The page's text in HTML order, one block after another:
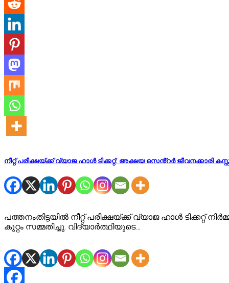
നീറ്റ് പരീക്ഷയ്ക്ക് വ്യാജ ഹാൾ ടിക്കറ്റ്: അക്ഷയ സെൻ്റർ ജീവനക്കാരി
പത്തനംതിട്ടയിൽ നീറ്റ് പരീക്ഷയ്ക്ക് വ്യാജ ഹാൾ
കുറ്റം സമ്മതിച്ചു. വിദ്യാർത്ഥിയുടെ…